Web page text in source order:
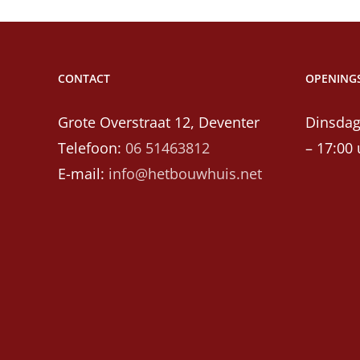
CONTACT
Grote Overstraat 12, Deventer
Telefoon: 06 51463812
E-mail: info@hetbouwhuis.net
– 17:00